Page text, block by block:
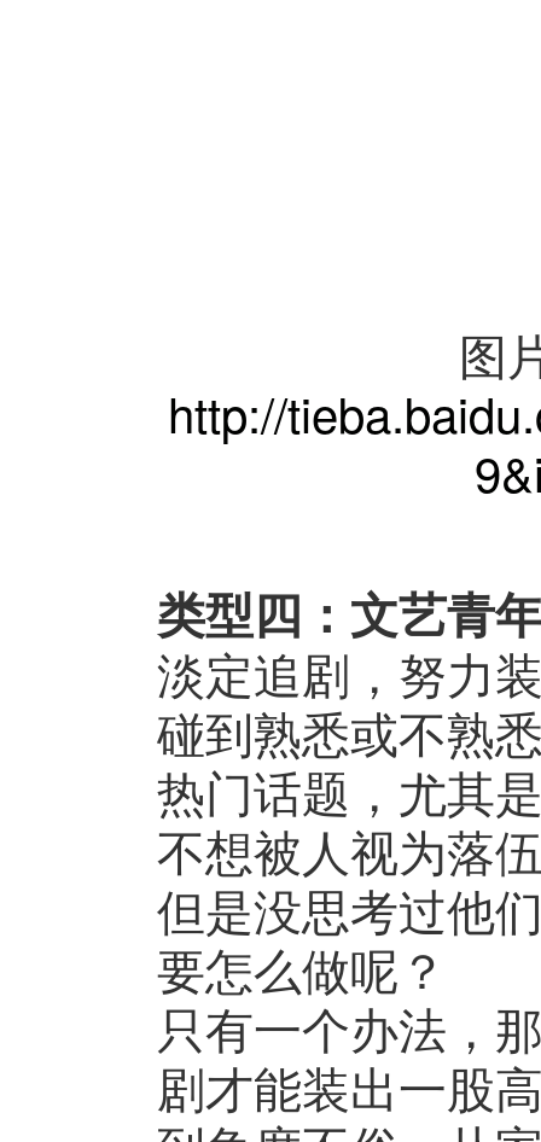
图
http://
类型四：文艺青
淡定追剧，努力
碰到熟悉或不熟
热门话题，尤其
不想被人视为落
但是没思考过他
要怎么做呢？
只有一个办法，
剧才能装出一股